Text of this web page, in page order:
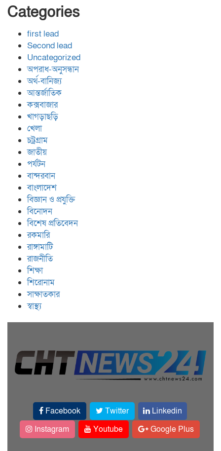
Categories
first lead
Second lead
Uncategorized
অপরাধ-অনুসন্ধান
অর্থ-বানিজ্য
আন্তর্জাতিক
কক্সবাজার
খাগড়াছড়ি
খেলা
চট্রগ্রাম
জাতীয়
পর্যটন
বান্দরবান
বাংলাদেশ
বিজ্ঞান ও প্রযুক্তি
বিনোদন
বিশেষ প্রতিবেদন
রকমারি
রাঙ্গামাটি
রাজনীতি
শিক্ষা
শিরোনাম
সাক্ষাতকার
স্বাস্থ্য
Facebook Twitter
Linkedin
Instagram
Youtube Google Plus